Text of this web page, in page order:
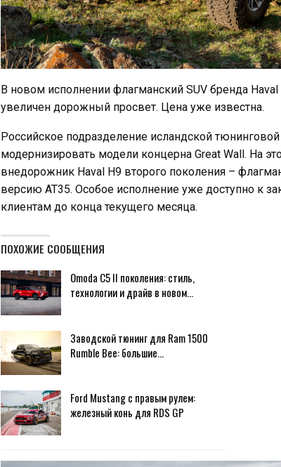
В новом исполнении флагманский SUV бренда
увеличен дорожный просвет. Цена уже известна.
Российское подразделение исландской
модернизировать модели концерна Great Wall. На
внедорожник Haval H9 второго поколения –
версию AT35. Особое исполнение уже доступно к
клиентам до конца текущего месяца.
ПОХОЖИЕ СООБЩЕНИЯ
Omoda C5 II поколения: стиль,
технологии и драйв в новом…
Заводской тюнинг для Ram 1500
Rumble Bee: большие…
Ford Mustang с правым рулем:
железный конь для RDS GP